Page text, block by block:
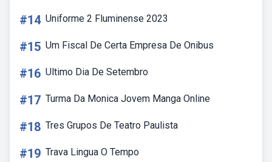
#14 Uniforme 2 Fluminense 2023
#15 Um Fiscal De Certa Empresa De Onibus
#16 Ultimo Dia De Setembro
#17 Turma Da Monica Jovem Manga Online
#18 Tres Grupos De Teatro Paulista
#19 Trava Lingua O Tempo